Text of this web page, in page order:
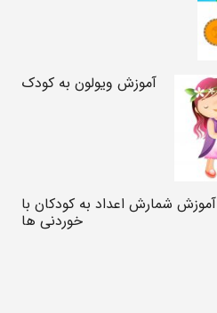
آموزش ویولون به کودک
آموزش شمارش اعداد به کودکان با
خوردنی ها